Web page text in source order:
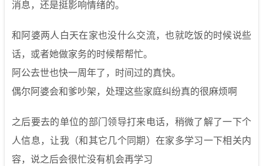
消息，还是挺影响情绪的。
和阿婆两人白天在家也没什么交流，也就吃饭的时候说些
话，或者她做家务的时候帮帮忙。
阿公去世也快一周年了，时间过的真快。
偶尔阿婆会和爹吵架，处理这些家庭纠纷真的很麻烦啊
之后要去的单位的部门领导打来电话，稍微了解了一下个
人信息，让我（和其它几个同期）在家多学习一下相关内
容，说之后会很忙没有机会再学习